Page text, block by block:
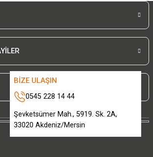
daha pahalı.
Gönder
Deneyimini Paylaş
BİZE ULAŞIN
0545 228 14 44
Şevketsümer Mah., 5919. Sk. 2A,
33020 Akdeniz/Mersin